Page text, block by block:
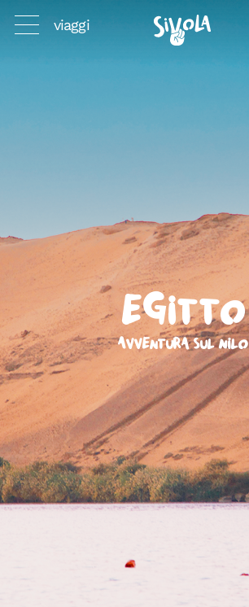
viaggi
Egitto
Avventura sul Nilo